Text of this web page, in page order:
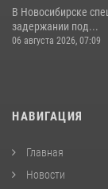
В Новосибирске
задержании под...
06 августа 2026, 07:09
НАВИГАЦИЯ
Главная
Новости